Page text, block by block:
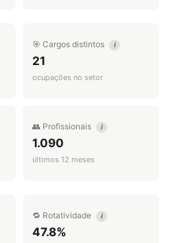
🎯 Cargos distintos i
21
ocupações no setor
👥 Profissionais i
1.090
últimos 12 meses
🔁 Rotatividade i
47.8%